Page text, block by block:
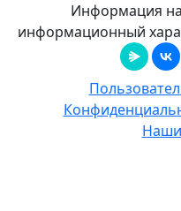
Информация
информационный